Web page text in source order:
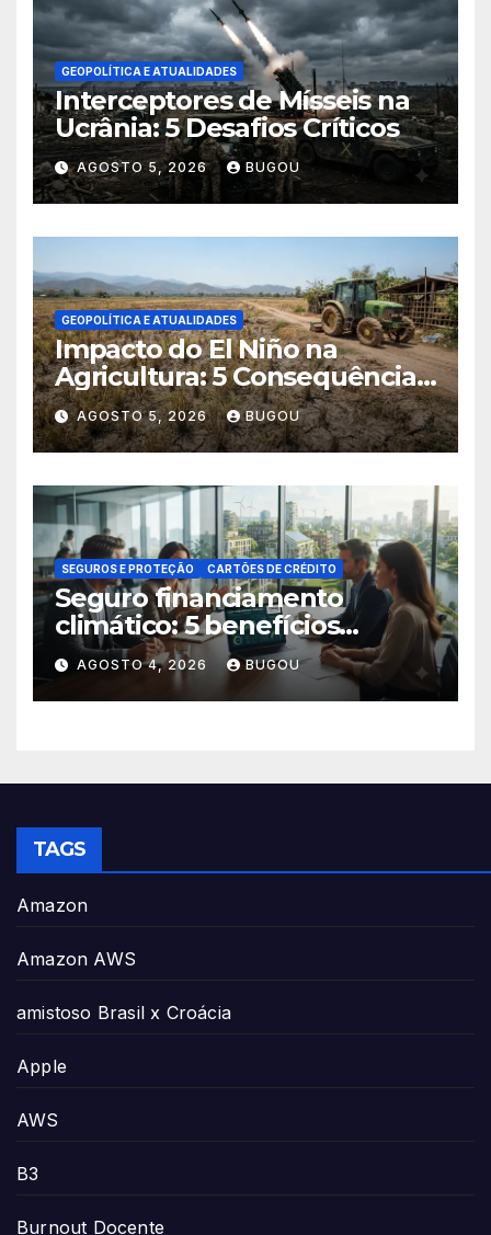
GEOPOLÍTICA E ATUALIDADES
Interceptores de Mísseis na
Ucrânia: 5 Desafios Críticos
AGOSTO 5, 2026 BUGOU
GEOPOLÍTICA E ATUALIDADES
Impacto do El Niño na
Agricultura: 5 Consequências
Críticas
AGOSTO 5, 2026 BUGOU
SEGUROS E PROTEÇÃO CARTÕES DE CRÉDITO
Seguro financiamento
climático: 5 benefícios
essenciais
AGOSTO 4, 2026 BUGOU
TAGS
Amazon
Amazon AWS
amistoso Brasil x Croácia
Apple
AWS
B3
Burnout Docente